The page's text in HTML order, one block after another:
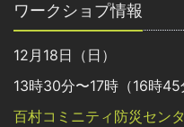
ワークショプ情報
12月18日（日）
13時30分〜17時（16時45
百村コミニティ防災セン